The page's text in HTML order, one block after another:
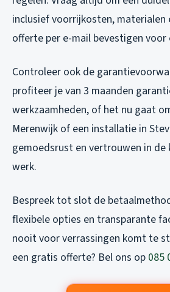
inclusief voorrijkosten, materialen
offerte per e-mail bevestigen voor
Controleer ook de
profiteer je van 3 maanden
werkzaamheden, of het nu gaat
Merenwijk of een installatie in
gemoedsrust en vertrouwen in
werk.
Bespreek tot slot de
flexibele opties en transparante
nooit voor verrassingen komt te
een gratis offerte? Bel ons op 085